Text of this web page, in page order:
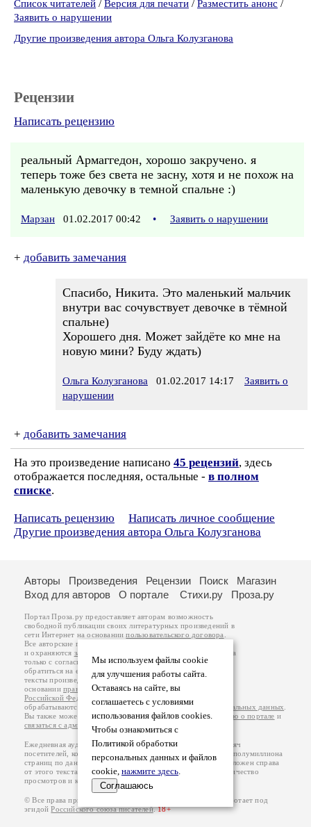
Список читателей / Версия для печати / Разместить анонс /
Заявить о нарушении
Другие произведения автора Ольга Колузганова
Рецензии
Написать рецензию
реальный Армаггедон, хорошо закручено. я
теперь тоже без света не засну, хотя и не похож на
маленькую девочку в темной спальне :)
Марзан 01.02.2017 00:42 • Заявить о нарушении
+ добавить замечания
Спасибо, Никита. Это маленький мальчик
внутри вас сочувствует девочке в тёмной
спальне)
Хорошего дня. Может зайдёте ко мне на
новую мини? Буду ждать)
Ольга Колузганова 01.02.2017 14:17
Заявить о
нарушении
+ добавить замечания
На это произведение написано 45 рецензий, здесь
отображается последняя, остальные - в полном
списке.
Написать рецензию
Написать личное сообщение
Другие произведения автора Ольга Колузганова
Мы используем файлы cookie
для улучшения работы сайта.
Оставаясь на сайте, вы
соглашаетесь с условиями
использования файлов cookies.
Чтобы ознакомиться с
Политикой обработки
персональных данных и файлов
cookie, нажмите здесь.
Соглашаюсь
Авторы Произведения Рецензии Поиск
Магазин
Вход для авторов
О портале Стихи.ру Проза.ру
Портал Проза.ру предоставляет авторам возможность
свободной публикации своих литературных произведений в
сети Интернет на основаниипользовательского договора
Все авторские права на произведения принадлежат авторам
и охраняются законом
. Перепечатка произведений возможна
только с согласия его автора, к которому вы можете
обратиться на его авторской странице. Ответственность за
тексты произведений авторы несут самостоятельно на
основанииправил публикацииизаконодательства
Российской Федерации
обрабатываются на основанииПолитики обработки персональных данных
Вы также можете посмотреть более подробнуюинформацию о портале и
связаться с администрацией
Ежедневная аудитория портала Проза.ру – порядка 100 тысяч
посетителей, которые в общей сумме просматривают более полумиллиона
страниц по данным счетчика посещаемости, который расположен справа
от этого текста. В каждой графе указано по две цифры: количество
просмотров и количество посетителей.
© Все права принадлежат авторам, 2000-2026. Портал работает под
эгидойРоссийского союза писателей.18+